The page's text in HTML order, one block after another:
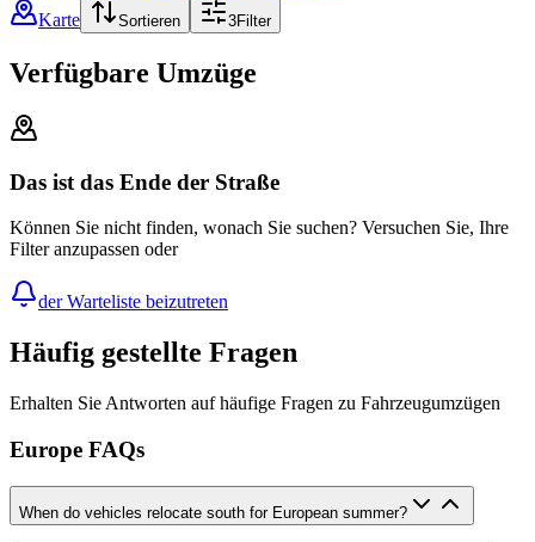
Karte
Sortieren 3Filter
Verfügbare Umzüge
Das ist das Ende der Straße
Können Sie nicht finden, wonach Sie suchen? Versuchen Sie, Ihre
Filter anzupassen oder
der Warteliste beizutreten
Häufig gestellte Fragen
Erhalten Sie Antworten auf häufige Fragen zu Fahrzeugumzügen
Europe FAQs
When do vehicles relocate south for European summer?